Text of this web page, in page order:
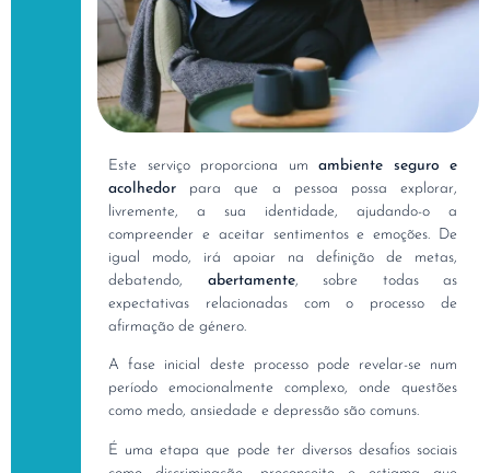
Este serviço proporciona umambiente seguro e
acolhedor para que a pessoa possa explorar,
livremente, a sua identidade, ajudando-o a
compreender e aceitar sentimentos e emoções. De
igual modo, irá apoiar na definição de metas,
debatendo, abertamente, sobre todas as
expectativas relacionadas com o processo de
afirmação de género.
A fase inicial deste processo pode revelar-se num
período emocionalmente complexo, onde questões
como medo, ansiedade e depressão são comuns.
É uma etapa que pode ter diversos desafios sociais